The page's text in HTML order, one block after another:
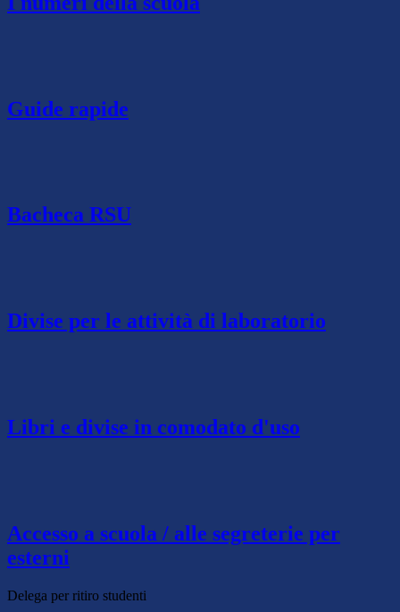
Guide rapide
Bacheca RSU
Divise per le attività di laboratorio
Libri e divise in comodato d'uso
Accesso a scuola / alle segreterie per
esterni
Delega per ritiro studenti